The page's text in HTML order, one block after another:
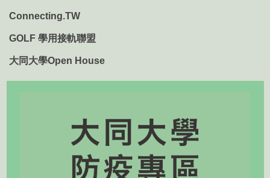
Connecting.TW
GOLF 學用接軌聯盟
大同大學Open House